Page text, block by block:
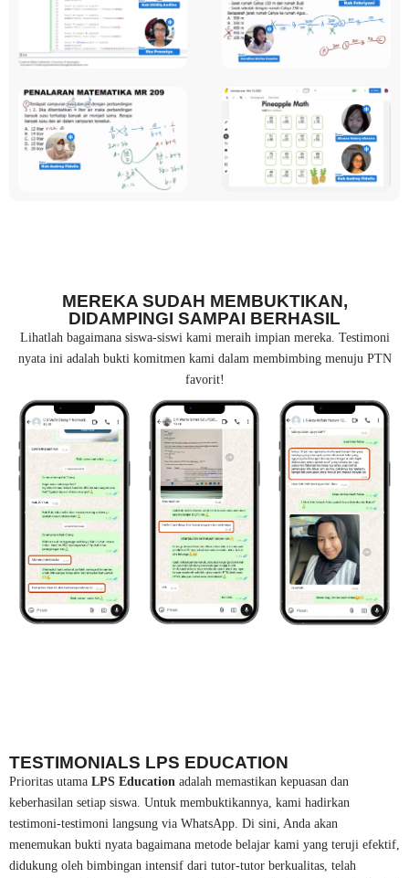
MEREKA SUDAH MEMBUKTIKAN,
DIDAMPINGI SAMPAI BERHASIL
Lihatlah bagaimana siswa-siswi kami meraih impian mereka. Testimoni
nyata ini adalah bukti komitmen kami dalam membimbing menuju PTN
favorit!
TESTIMONIALS LPS EDUCATION
Prioritas utama LPS Education adalah memastikan kepuasan dan
keberhasilan setiap siswa. Untuk membuktikannya, kami hadirkan
testimoni-testimoni langsung via WhatsApp. Di sini, Anda akan
menemukan bukti nyata bagaimana metode belajar kami yang teruji efektif,
didukung oleh bimbingan intensif dari tutor-tutor berkualitas, telah